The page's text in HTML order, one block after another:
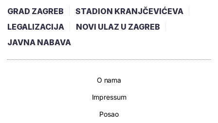
GRAD ZAGREB
STADION KRANJČEVIĆEVA
LEGALIZACIJA
NOVI ULAZ U ZAGREB
JAVNA NABAVA
O nama
Impressum
Posao